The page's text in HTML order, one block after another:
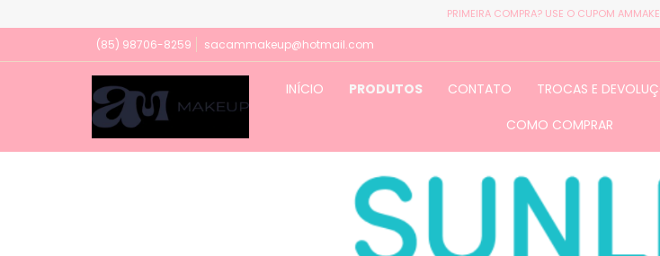
PRIMEIRA COMPRA? USE O CUPOM
(85) 98706-8259 sacammakeup@hotmail.com
INÍCIO PRODUTOS CONTATO TROCAS E
COMO COMPRAR